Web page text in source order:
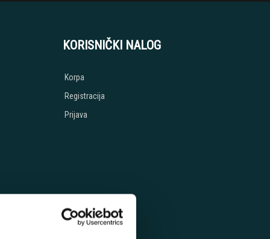
KORISNIČKI NALOG
Korpa
Registracija
Prijava